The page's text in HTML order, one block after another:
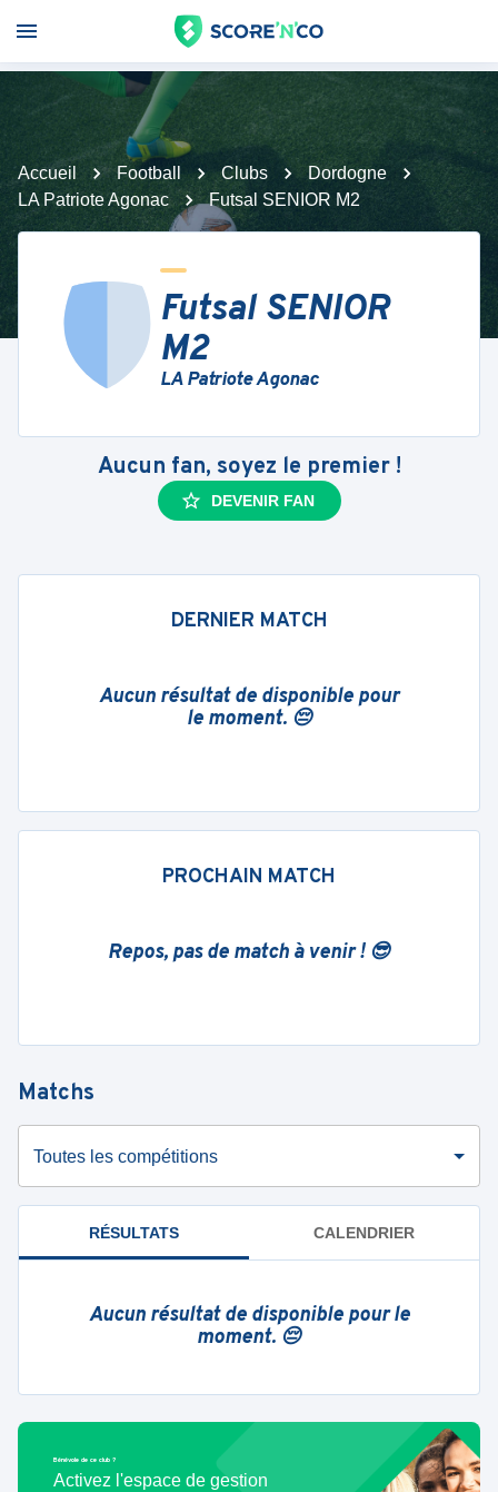
Accueil Football Clubs
Dordogne
LA Patriote Agonac
Futsal SENIOR M2
Futsal SENIOR
M2
LA Patriote Agonac
Aucun fan, soyez le premier !
DEVENIR FAN
DERNIER MATCH
Aucun résultat de disponible pour
le moment. 😔
PROCHAIN MATCH
Repos, pas de match à venir ! 😎
Matchs
Toutes les compétitions
RÉSULTATS CALENDRIER
Aucun résultat de disponible pour le
moment. 😔
Bénévole de ce club ?
Activez l'espace de gestion